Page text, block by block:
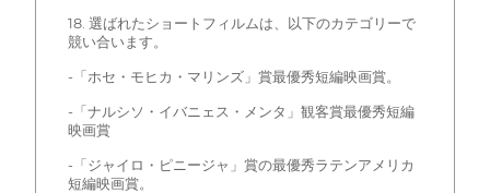
18. 選ばれたショートフィルムは、以下のカテゴリーで
競い合います。
-「ホセ・モヒカ・マリンズ」賞最優秀短編映画賞。
-「ナルシソ・イバニェス・メンタ」観客賞最優秀短編
映画賞
-「ジャイロ・ピニージャ」賞の最優秀ラテンアメリカ
短編映画賞。